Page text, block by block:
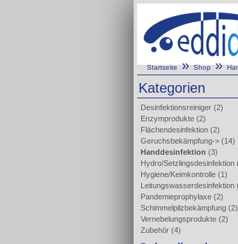
Startseite»Shop»
Kategorien
Desinfektionsreiniger (2)
Enzymprodukte (2)
Flächendesinfektion (2)
Geruchsbekämpfung-> (14)
Handdesinfektion (3)
Hydro/Setzlingsdesinfektion
Hygiene/Keimkontrolle (1)
Leitungswasserdesinfektion
Pandemieprophylaxe (2)
Schimmelpilzbekämpfung (2)
Vernebelungsprodukte (2)
Zubehör (4)